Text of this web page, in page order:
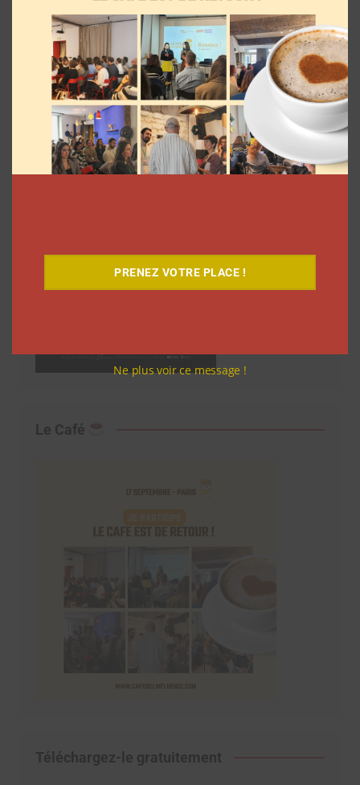
des
articles
Découvrez notre documentaire
Le Café
Téléchargez-le gratuitement
PRENEZ VOTRE PLACE !
Ne plus voir ce message !